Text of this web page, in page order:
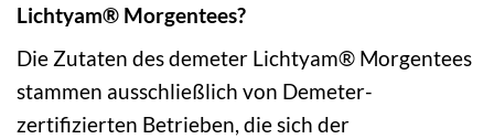
Lichtyam® Morgentees?
Die Zutaten des demeter Lichtyam® Morgentees
stammen ausschließlich von Demeter-
zertifizierten Betrieben, die sich der